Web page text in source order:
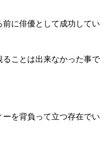
に俳優として成功してい
ることは出来なかった事で
を背負って立つ存在でい